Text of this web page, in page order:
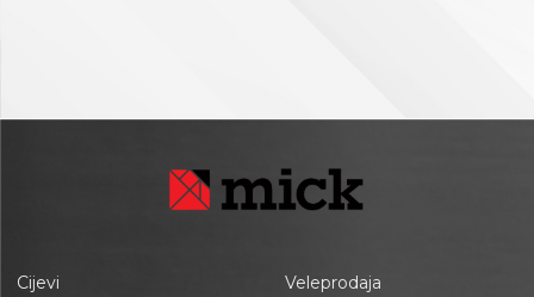
Cijevi
Veleprodaja